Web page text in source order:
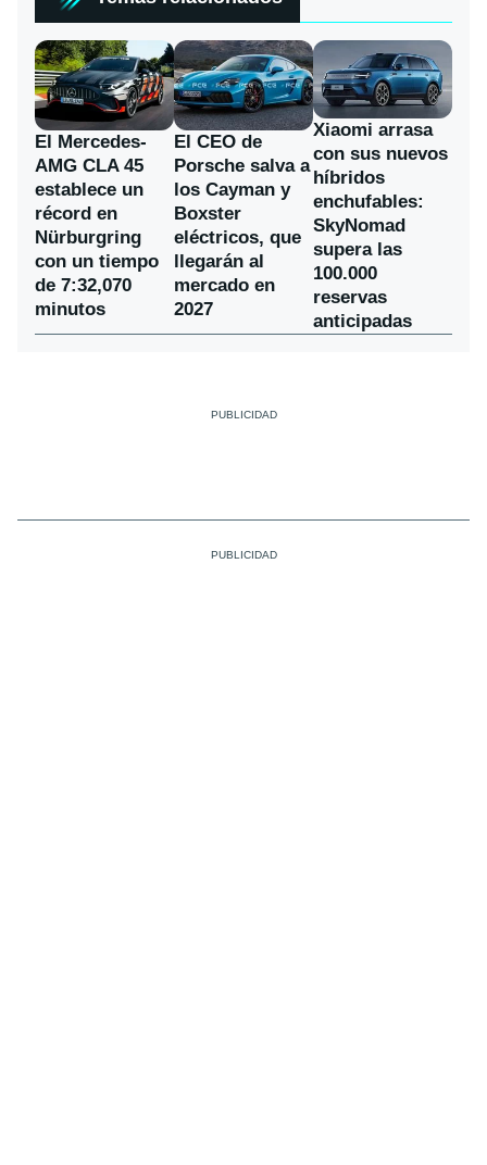
El Mercedes-
AMG CLA 45
establece un
récord en
Nürburgring
con un tiempo
de 7:32,070
minutos
El CEO de
Porsche salva a
los Cayman y
Boxster
eléctricos, que
llegarán al
mercado en
2027
Xiaomi arrasa
con sus nuevos
híbridos
enchufables:
SkyNomad
supera las
100.000
reservas
anticipadas